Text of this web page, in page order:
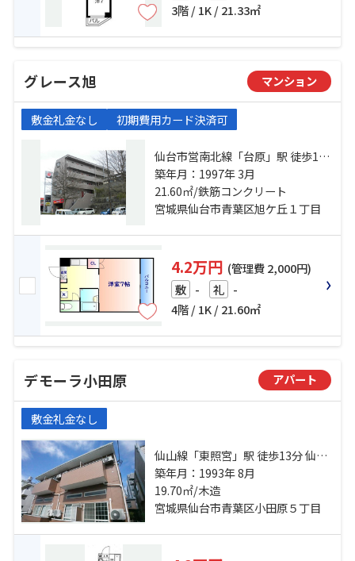
3階 / 1K / 21.33㎡
グレース旭 マンション
敷金礼金なし 初期費用カード決済可
仙台市営南北線「台原」駅 徒歩10
分 仙山線「東照宮」駅 徒歩21分
築年月：1997年 3月
21.60㎡/鉄筋コンクリート
宮城県仙台市青葉区旭ケ丘１丁目
4.2万円 (管理費 2,000円)
敷 - 礼 -
4階 / 1K / 21.60㎡
デモーラ小田原 アパート
敷金礼金なし
仙山線「東照宮」駅 徒歩13分 仙台
市地下鉄東西線「仙台」駅 徒歩19
分 仙台市営南北線「仙台」駅 徒歩
19分
築年月：1993年 8月
19.70㎡/木造
宮城県仙台市青葉区小田原５丁目